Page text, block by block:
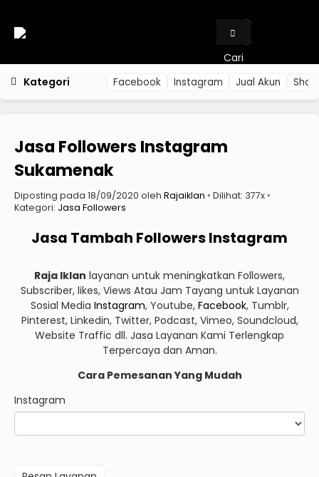
Cari
Kategori
Facebook Instagram Jual Akun
Jasa Followers Instagram
Sukamenak
Diposting pada 18/09/2020 oleh Rajaiklan ◦ Dilihat: 377x ◦
Kategori: Jasa Followers
Jasa Tambah Followers Instagram
Raja Iklan layanan untuk meningkatkan Followers,
Subscriber, likes, Views Atau Jam Tayang untuk Layanan
Sosial Media Instagram, Youtube, Facebook, Tumblr,
Pinterest, Linkedin, Twitter, Podcast, Vimeo, Soundcloud,
Website Traffic dll. Jasa Layanan Kami Terlengkap
Terpercaya dan Aman.
Cara Pemesanan Yang Mudah
Instagram